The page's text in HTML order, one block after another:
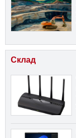
Склад